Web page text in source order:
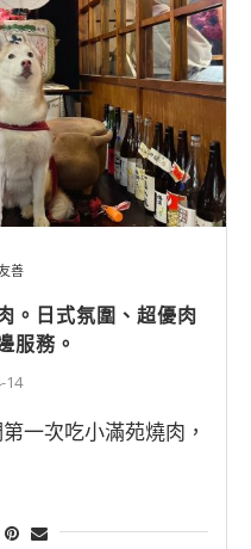
善
。日式氛圍、超優肉
服務。
14
一次吃小滿苑燒肉，